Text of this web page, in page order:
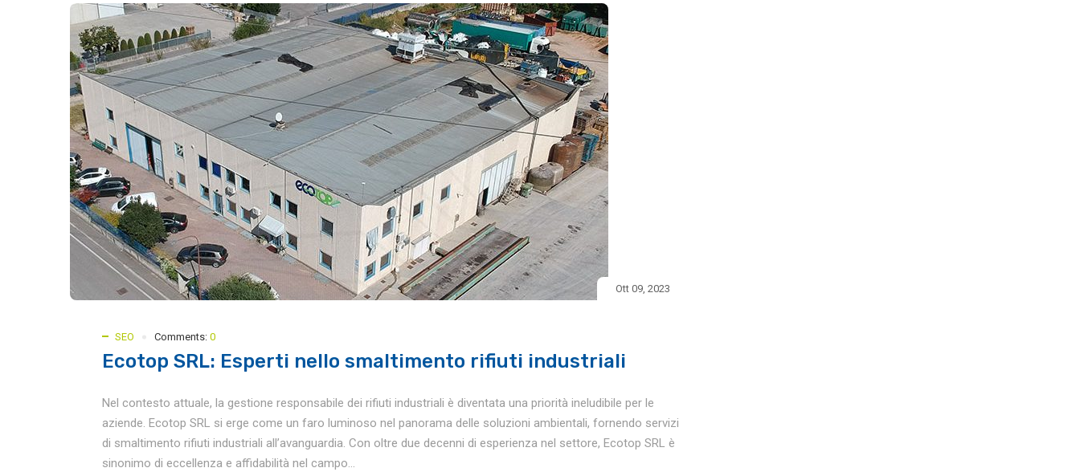
Ott 09, 2023
SEO Comments: 0
Ecotop SRL: Esperti nello smaltimento rifiuti industriali
Nel contesto attuale, la gestione responsabile dei rifiuti industriali è diventata una priorità ineludibile per le
aziende. Ecotop SRL si erge come un faro luminoso nel panorama delle soluzioni ambientali, fornendo servizi
di smaltimento rifiuti industriali all’avanguardia. Con oltre due decenni di esperienza nel settore, Ecotop SRL è
sinonimo di eccellenza e affidabilità nel campo...